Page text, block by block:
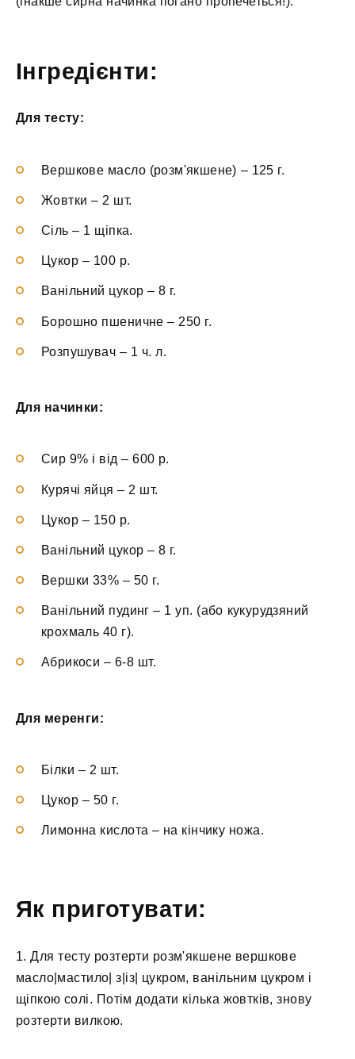
Інгредієнти:
Для тесту:
Вершкове масло (розм'якшене) – 125 г.
Жовтки – 2 шт.
Сіль – 1 щіпка.
Цукор – 100 р.
Ванільний цукор – 8 г.
Борошно пшеничне – 250 г.
Розпушувач – 1 ч. л.
Для начинки:
Сир 9% і від –600 р.
Курячі яйця – 2 шт.
Цукор – 150 р.
Ванільний цукор – 8 г.
Вершки 33% – 50 г.
Ванільний пудинг – 1 уп. (або кукурудзяний
крохмаль 40 г).
Абрикоси – 6-8 шт.
Для меренги:
Білки – 2 шт.
Цукор – 50 г.
Лимонна кислота – на кінчику ножа.
Як приготувати:
1. Для тесту розтерти розм'якшене вершкове
масло|мастило| з|із| цукром, ванільним цукром і
щіпкою солі. Потім додати кілька жовтків, знову
розтерти вилкою.